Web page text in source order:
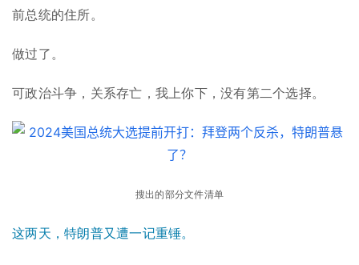
前总统的住所。
做过了。
可政治斗争，关系存亡，我上你下，没有第二个选择。
搜出的部分文件清单
这两天，特朗普又遭一记重锤。